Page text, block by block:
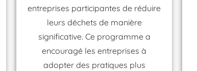
entreprises participantes de réduire
leurs déchets de manière
significative. Ce programme a
encouragé les entreprises à
adopter des pratiques plus